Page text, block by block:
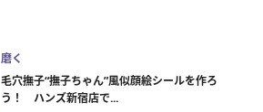
磨く
毛穴撫子“撫子ちゃん”風似顔絵シールを作ろ
う！ ハンズ新宿店で...